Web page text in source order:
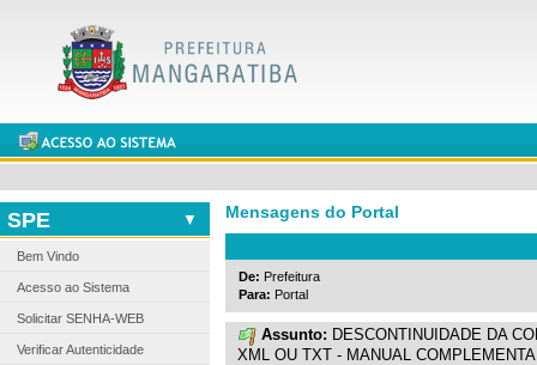
SPE
Bem Vindo
Acesso ao Sistema
Solicitar SENHA-WEB
Verificar Autenticidade
Mensagens do Portal
De: Prefeitura
Para: Portal
Assunto: DESCONTINUIDADE DA
XML OU TXT - MANUAL